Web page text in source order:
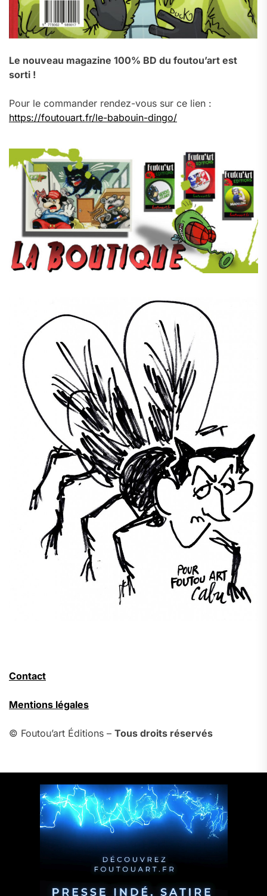
Le nouveau magazine 100% BD du foutou’art est
sorti !
Pour le commander rendez-vous sur ce lien :
https://foutouart.fr/le-babouin-dingo/
Contact
Mentions légales
© Foutou’art Éditions – Tous droits réservés